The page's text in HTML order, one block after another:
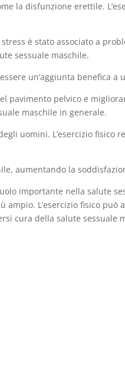
la disfunzione erettile.
è stato associato a
sessuale maschile.
un’aggiunta benefica
pavimento pelvico e
maschile in generale.
uomini. L’esercizio
aumentando la
importante nella salute
ampio. L’esercizio fisico
cura della salute sessuale